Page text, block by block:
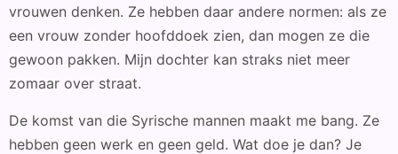
vrouwen denken. Ze hebben daar andere normen: als ze
een vrouw zonder hoofddoek zien, dan mogen ze die
gewoon pakken. Mijn dochter kan straks niet meer
zomaar over straat.
De komst van die Syrische mannen maakt me bang. Ze
hebben geen werk en geen geld. Wat doe je dan? Je